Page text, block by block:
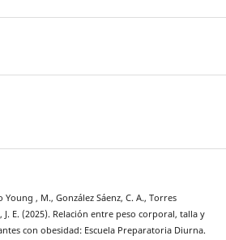
, M., González Sáenz, C. A., Torres
J. E. (2025). Relación entre peso corporal, talla y
con obesidad: Escuela Preparatoria Diurna.